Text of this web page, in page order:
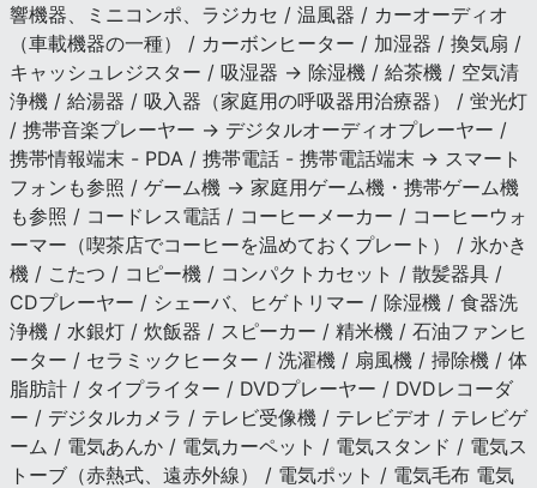
響機器、ミニコンポ、ラジカセ / 温風器 / カーオーディオ
（車載機器の一種） / カーボンヒーター / 加湿器 / 換気扇 /
キャッシュレジスター / 吸湿器 → 除湿機 / 給茶機 / 空気清
浄機 / 給湯器 / 吸入器（家庭用の呼吸器用治療器） / 蛍光灯
/ 携帯音楽プレーヤー → デジタルオーディオプレーヤー /
携帯情報端末 - PDA / 携帯電話 - 携帯電話端末 → スマート
フォンも参照 / ゲーム機 → 家庭用ゲーム機・携帯ゲーム機
も参照 / コードレス電話 / コーヒーメーカー / コーヒーウォ
ーマー（喫茶店でコーヒーを温めておくプレート） / 氷かき
機 / こたつ / コピー機 / コンパクトカセット / 散髪器具 /
CDプレーヤー / シェーバ、ヒゲトリマー / 除湿機 / 食器洗
浄機 / 水銀灯 / 炊飯器 / スピーカー / 精米機 / 石油ファンヒ
ーター / セラミックヒーター / 洗濯機 / 扇風機 / 掃除機 / 体
脂肪計 / タイプライター / DVDプレーヤー / DVDレコーダ
ー / デジタルカメラ / テレビ受像機 / テレビデオ / テレビゲ
ーム / 電気あんか / 電気カーペット / 電気スタンド / 電気ス
トーブ（赤熱式、遠赤外線） / 電気ポット / 電気毛布 電気